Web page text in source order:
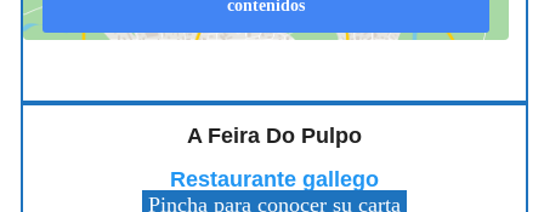
contenidos
A Feira Do Pulpo
Restaurante gallego
Pincha para conocer su carta